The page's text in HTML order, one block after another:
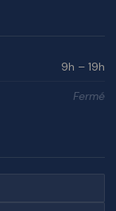
9h – 19h
Fermé